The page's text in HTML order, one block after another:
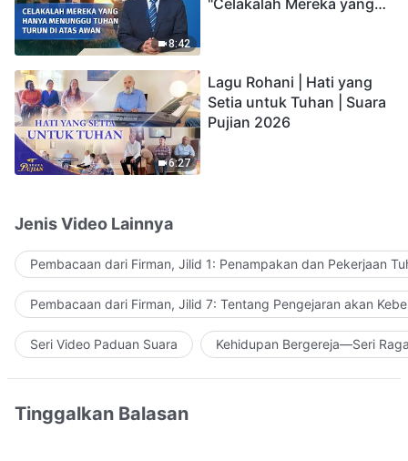
8:42
6:27
Lagu Rohani | Hati yang
Setia untuk Tuhan | Suara
Pujian 2026
Jenis Video Lainnya
Pembacaan dari Firman, Jilid 1: Penampakan dan Pekerjaan
Pembacaan dari Firman, Jilid 7: Tentang Pengejaran akan
Seri Video Paduan Suara Kehidupan Bergereja—Seri
Tinggalkan Balasan